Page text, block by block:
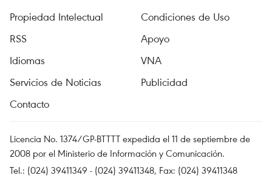
Propiedad Intelectual
Condiciones de Uso
RSS
Apoyo
Idiomas
VNA
Servicios de Noticias
Publicidad
Contacto
Licencia No. 1374/GP-BTTTT expedida el 11 de septiembre de
2008 por el Ministerio de Información y Comunicación.
Tel.: (024) 39411349 - (024) 39411348, Fax: (024) 39411348